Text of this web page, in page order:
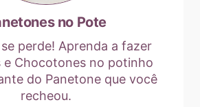
no Pote
perde! Aprenda a fazer
e Chocotones no potinho
do Panetone que você
recheou.